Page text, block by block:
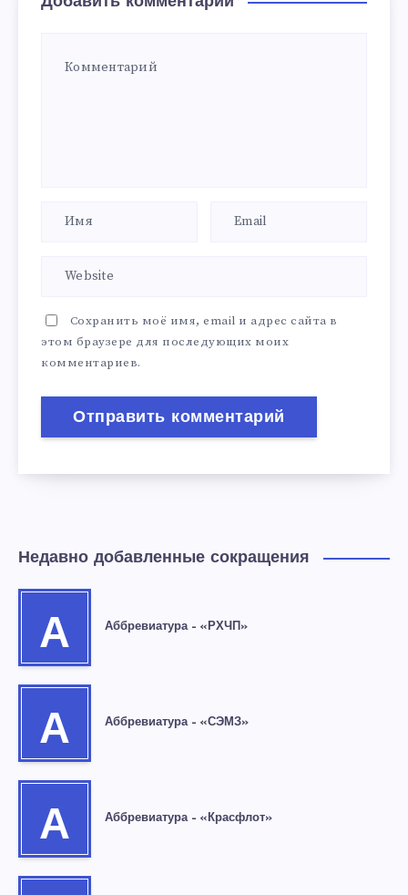
Сохранить моё имя, email и адрес сайта в
этом браузере для последующих моих
комментариев.
Недавно добавленные сокращения
А Аббревиатура – «РХЧП»
А Аббревиатура – «СЭМЗ»
А Аббревиатура – «Красфлот»